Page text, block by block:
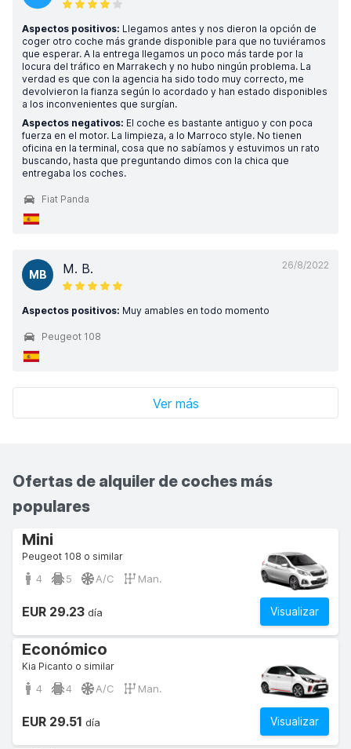
Aspectos positivos: Llegamos antes y nos dieron la opción de
coger otro coche más grande disponible para que no tuviéramos
que esperar. A la entrega llegamos un poco más tarde por la
locura del tráfico en Marrakech y no hubo ningún problema. La
verdad es que con la agencia ha sido todo muy correcto, me
devolvieron la fianza según lo acordado y han estado disponibles
a los inconvenientes que surgían.
Aspectos negativos: El coche es bastante antiguo y con poca
fuerza en el motor. La limpieza, a lo Marroco style. No tienen
oficina en la terminal, cosa que no sabíamos y estuvimos un rato
buscando, hasta que preguntando dimos con la chica que
entregaba los coches.
Fiat Panda
26/8/2022
MB M. B.
Aspectos positivos: Muy amables en todo momento
Peugeot 108
Ver más
Ofertas de alquiler de coches más
populares
Mini
Peugeot 108 o similar
4 5 A/C Man.
Visualizar
EUR 29.23 día
Económico
Kia Picanto o similar
4 4 A/C Man.
Visualizar
EUR 29.51 día